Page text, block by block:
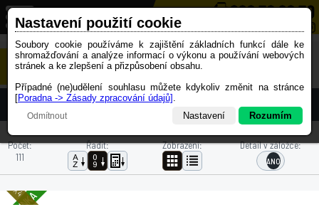
Nabídka vozů
PARAMETRY HLEDÁNÍ
SUV a 4x4 X
Počet:
111
Řadit: Zobrazení: Detail v záložce:
Nastavení použití cookie
Soubory cookie používáme k zajištění základních funkcí dále ke
shromažďování a analýze informací o výkonu a používání webových
stránek a ke zlepšení a přizpůsobení obsahu.
Případné (ne)udělení souhlasu můžete kdykoliv změnit na stránce
[Poradna -> Zásady zpracování údajů] .
Odmítnout Nastavení Rozumím
Technické cookies
Cookie jsou nezbytné pro chod webových stránek a musí být zapnuté
Cookie se používají pro statistický přehled návštěvnosti stránek